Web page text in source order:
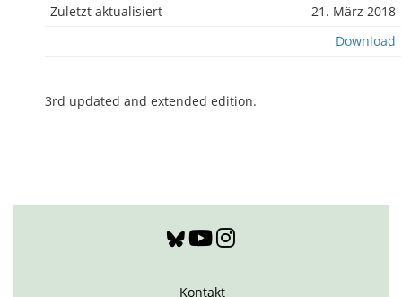
Zuletzt aktualisiert
21. März 2018
Download
3rd updated and extended edition.
Kontakt